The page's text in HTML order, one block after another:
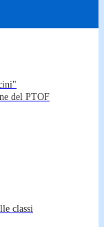
del PTOF
classi